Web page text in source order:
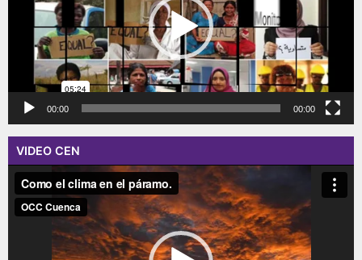
00:00 00:00
VIDEO CEN
Reproductor
vídeo